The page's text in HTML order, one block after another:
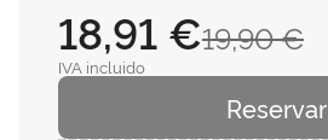
19,90 €
18,91 €
IVA incluido
Reservar